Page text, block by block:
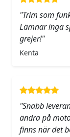
"Trim som
Lämnar inga
grejer!"
Kenta
"Snabb
ändra på
finns när det